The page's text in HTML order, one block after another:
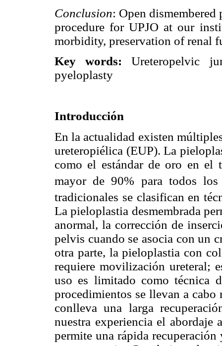
Conclusion: Open
procedure for UPJO at our
morbidity, preservation of renal
Key words: Ureteropelvic
pyeloplasty
Introducción
En la actualidad existen
ureteropiélica (EUP). La
como el estándar de oro en el
mayor de 90% para todos los
tradicionales se clasifican en
La pieloplastia desmembrada
anormal, la corrección de
pelvis cuando se asocia con un
otra parte, la pieloplastia con
requiere movilización ureteral;
uso es limitado como técnica
procedimientos se llevan a
conlleva una larga
nuestra experiencia el
permite una rápida